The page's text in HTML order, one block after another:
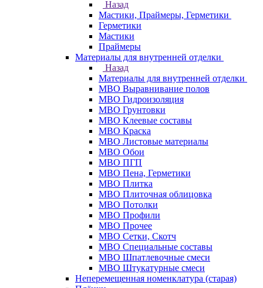
Назад
Мастики, Праймеры, Герметики
Герметики
Мастики
Праймеры
Материалы для внутренней отделки
Назад
Материалы для внутренней отделки
МВО Выравнивание полов
МВО Гидроизоляция
МВО Грунтовки
МВО Клеевые составы
МВО Краска
МВО Листовые материалы
МВО Обои
МВО ПГП
МВО Пена, Герметики
МВО Плитка
МВО Плиточная облицовка
МВО Потолки
МВО Профили
МВО Прочее
МВО Сетки, Скотч
МВО Специальные составы
МВО Шпатлевочные смеси
МВО Штукатурные смеси
Неперемещенная номенклатура (старая)